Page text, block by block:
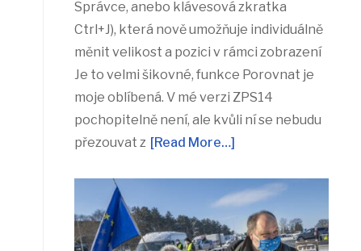
Správce, anebo klávesová zkratka
Ctrl+J), která nově umožňuje individuálně
měnit velikost a pozici v rámci zobrazení
Je to velmi šikovné, funkce Porovnat je
moje oblíbená. V mé verzi ZPS14
pochopitelně není, ale kvůli ní se nebudu
přezouvat z [Read More…]